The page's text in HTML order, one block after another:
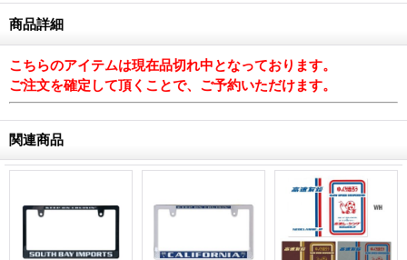
商品詳細
こちらのアイテムは現在品切れ中となっております。
ご注文を確定して頂くことで、ご予約いただけます。
関連商品